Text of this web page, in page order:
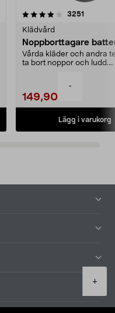
-
+
3251
Klädvård
Noppborttagare
Vårda kläder och andra
ta bort noppor och ludd.
149,90
Lägg i varukorg
4.5av 5 stjärnor